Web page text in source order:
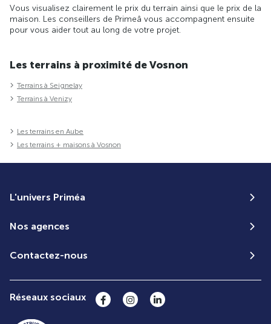
Vous visualisez clairement le prix du terrain ainsi que le prix de la
maison. Les conseillers de Primeâ vous accompagnent ensuite
pour vous aider tout au long de votre projet.
Les terrains à proximité de Vosnon
Terrains à Seignelay
Terrains à Venizy
Les terrains en Aube
Les terrains + maisons à Vosnon
L'univers Priméa
Nos agences
Contactez-nous
Réseaux sociaux